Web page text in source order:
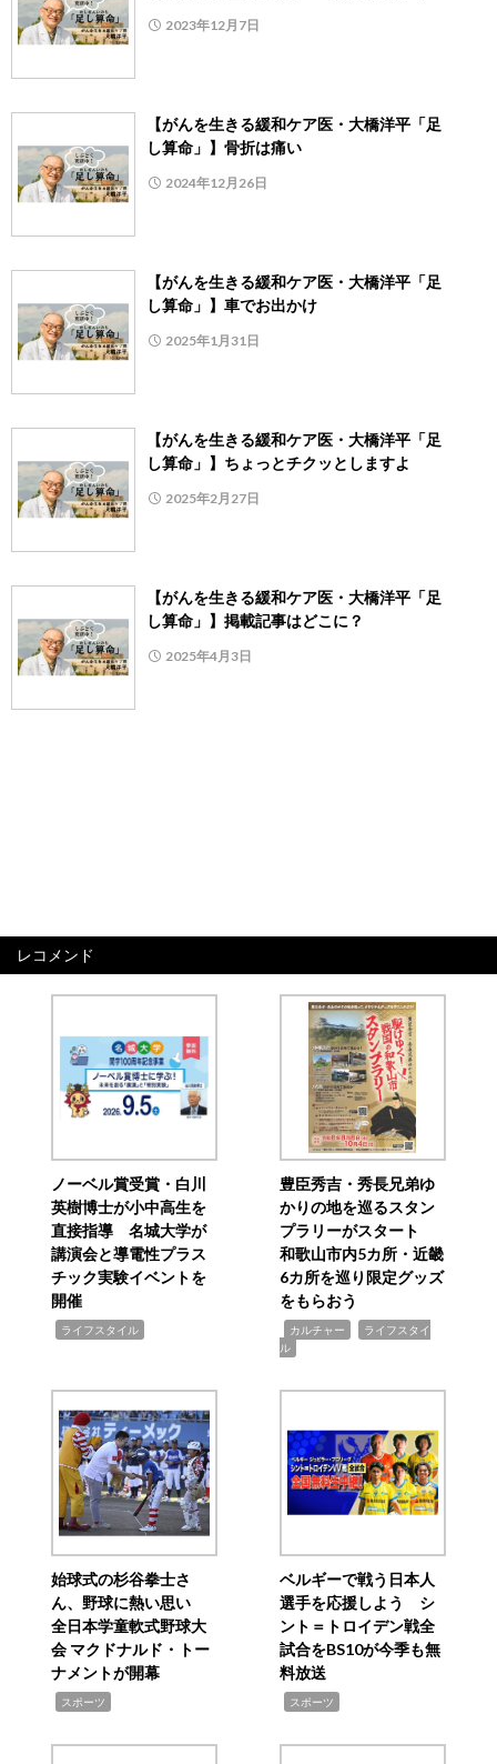
2023年12月7日
【がんを生きる緩和ケア医・大橋洋平「足
し算命」】骨折は痛い
2024年12月26日
【がんを生きる緩和ケア医・大橋洋平「足
し算命」】車でお出かけ
2025年1月31日
【がんを生きる緩和ケア医・大橋洋平「足
し算命」】ちょっとチクッとしますよ
2025年2月27日
【がんを生きる緩和ケア医・大橋洋平「足
し算命」】掲載記事はどこに？
2025年4月3日
レコメンド
ノーベル賞受賞・白川
英樹博士が小中高生を
直接指導 名城大学が
講演会と導電性プラス
チック実験イベントを
開催
ライフスタイル
豊臣秀吉・秀長兄弟ゆ
かりの地を巡るスタン
プラリーがスタート
和歌山市内5カ所・近畿
6カ所を巡り限定グッズ
をもらおう
カルチャー
ライフスタイ
ル
始球式の杉谷拳士さ
ん、野球に熱い思い
全日本学童軟式野球大
会 マクドナルド・トー
ナメントが開幕
スポーツ
ベルギーで戦う日本人
選手を応援しよう シ
ント＝トロイデン戦全
試合をBS10が今季も無
料放送
スポーツ